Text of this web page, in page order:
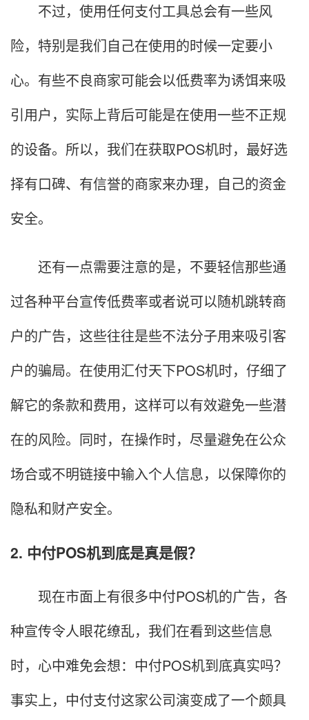
不过，使用任何支付工具总会有一些风
险，特别是我们自己在使用的时候一定要小
心。有些不良商家可能会以低费率为诱饵来吸
引用户，实际上背后可能是在使用一些不正规
的设备。所以，我们在获取POS机时，最好选
择有口碑、有信誉的商家来办理，自己的资金
安全。
还有一点需要注意的是，不要轻信那些通
过各种平台宣传低费率或者说可以随机跳转商
户的广告，这些往往是些不法分子用来吸引客
户的骗局。在使用汇付天下POS机时，仔细了
解它的条款和费用，这样可以有效避免一些潜
在的风险。同时，在操作时，尽量避免在公众
场合或不明链接中输入个人信息，以保障你的
隐私和财产安全。
2. 中付POS机到底是真是假？
现在市面上有很多中付POS机的广告，各
种宣传令人眼花缭乱，我们在看到这些信息
时，心中难免会想：中付POS机到底真实吗？
事实上，中付支付这家公司演变成了一个颇具